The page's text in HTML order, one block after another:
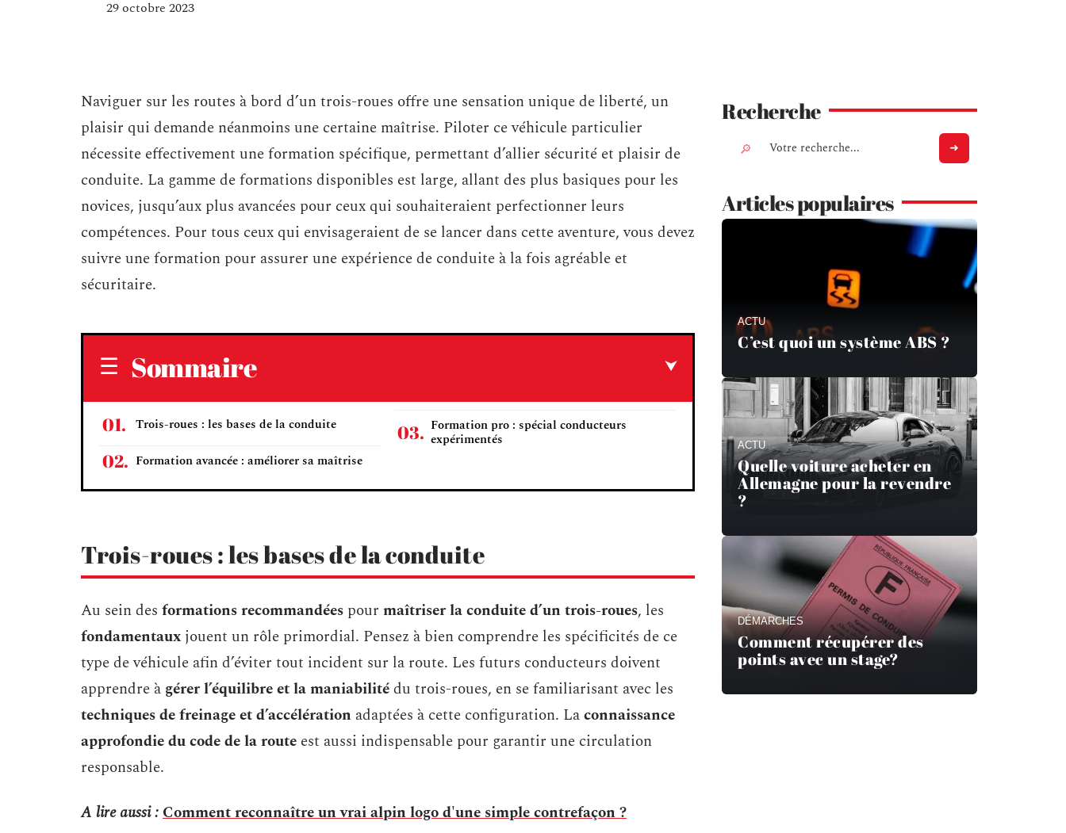
29 octobre 2023
Naviguer sur les routes à bord d’un trois-roues offre une sensation unique de liberté, un
plaisir qui demande néanmoins une certaine maîtrise. Piloter ce véhicule particulier
nécessite effectivement une formation spécifique, permettant d’allier sécurité et plaisir de
conduite. La gamme de formations disponibles est large, allant des plus basiques pour les
novices, jusqu’aux plus avancées pour ceux qui souhaiteraient perfectionner leurs
compétences. Pour tous ceux qui envisageraient de se lancer dans cette aventure, vous devez
suivre une formation pour assurer une expérience de conduite à la fois agréable et
sécuritaire.
Sommaire
Trois-roues : les bases de la conduite
Formation avancée : améliorer sa maîtrise
Formation pro : spécial conducteurs
expérimentés
Trois-roues : les bases de la conduite
Au sein des formations recommandées pour maîtriser la conduite d’un trois-roues, les
fondamentaux jouent un rôle primordial. Pensez à bien comprendre les spécificités de ce
type de véhicule afin d’éviter tout incident sur la route. Les futurs conducteurs doivent
apprendre à gérer l’équilibre et la maniabilitédu trois-roues, en se familiarisant avec les
techniques de freinage et d’accélération adaptées à cette configuration. Laconnaissance
approfondie du code de la route est aussi indispensable pour garantir une circulation
responsable.
A lire aussi :Comment reconnaître un vrai alpin logo d'une simple contrefaçon ?
Recherche
Articles populaires
ACTU
C’est quoi un système ABS ?
ACTU
Quelle voiture acheter en
Allemagne pour la revendre
?
DÉMARCHES
Comment récupérer des
points avec un stage?